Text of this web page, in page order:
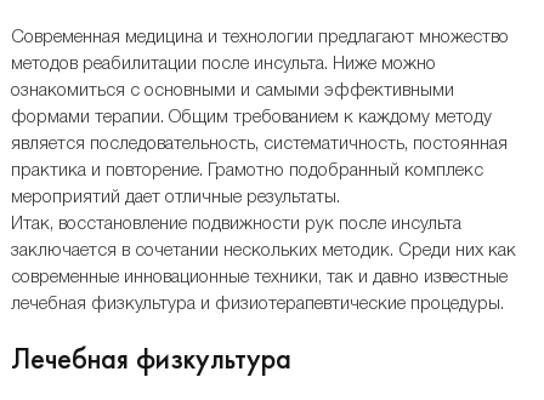
Современная медицина и технологии предлагают множество
методов реабилитации после инсульта. Ниже можно
ознакомиться с основными и самыми эффективными
формами терапии. Общим требованием к каждому методу
является последовательность, систематичность, постоянная
практика и повторение. Грамотно подобранный комплекс
мероприятий дает отличные результаты.
Итак, восстановление подвижности рук после инсульта
заключается в сочетании нескольких методик. Среди них как
современные инновационные техники, так и давно известные
лечебная физкультура и физиотерапевтические процедуры.
Лечебная физкультура